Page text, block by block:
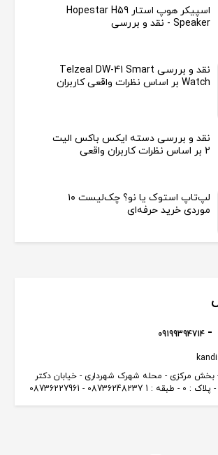
اسپیکر هوپ استار Hopestar H59
Speaker - نقد و بررسی
نقد و بررسی Telzeal DW-41 Smart
Watch بر اساس نظرات واقعی کاربران
نقد و بررسی دسته ایکس باکس الیت
2 بر اساس نظرات کاربران واقعی
لپ‌تاپ استوک یا نو؟ چک‌لیست ۱۰
موردی خرید حرفه‌ای
بخش مرکزی - محله شهرک شهرداری - خیابان دکتر
09199394714